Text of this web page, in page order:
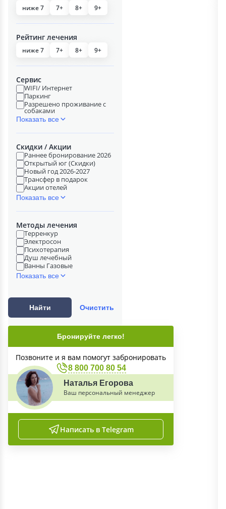
ниже 7 7+ 8+ 9+
Рейтинг лечения
ниже 7 7+ 8+ 9+
Сервис
WIFI/ Интернет
Паркинг
Разрешено проживание с
собаками
Показать все
Скидки / Акции
Раннее бронирование 2026
Открытый юг (Скидки)
Новый год 2026-2027
Трансфер в подарок
Акции отелей
Показать все
Методы лечения
Терренкур
Электросон
Психотерапия
Душ лечебный
Ванны Газовые
Показать все
Найти Очистить
Бронируйте легко!
Позвоните и я вам помогут забронировать
8 800 700 80 54
Наталья Егорова
Ваш персональный менеджер
Написать в Telegram